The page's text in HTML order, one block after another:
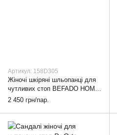
Артикул: 158D305
Жіночі шкіряні шльопанці для
чутливих стоп BEFADO HOME
& GO 158D305, 36
2 450 грн/пар.